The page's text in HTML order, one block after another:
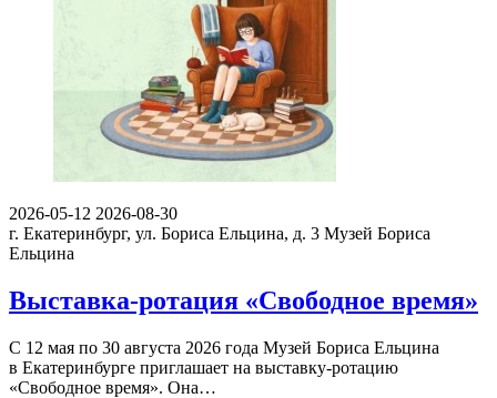
2026-05-12 2026-08-30
г. Екатеринбург, ул. Бориса Ельцина, д. 3 Музей Бориса
Ельцина
Выставка-ротация «Свободное время»
С 12 мая по 30 августа 2026 года Музей Бориса Ельцина
в Екатеринбурге приглашает на выставку-ротацию
«Свободное время». Она…